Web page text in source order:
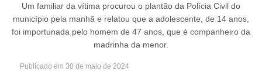
Um familiar da vítima procurou o plantão da Polícia Civil do
município pela manhã e relatou que a adolescente, de 14 anos,
foi importunada pelo homem de 47 anos, que é companheiro da
madrinha da menor.
Publicado em 30 de maio de 2024